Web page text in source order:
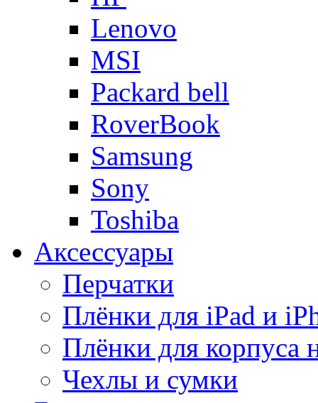
Lenovo
MSI
Packard bell
RoverBook
Samsung
Sony
Toshiba
Аксессуары
Перчатки
Плёнки для iPad и
Плёнки для корпуса
Чехлы и сумки